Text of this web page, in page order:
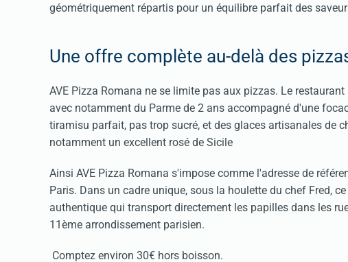
géométriquement répartis pour un équilibre parfait des
Une offre complète au-delà des
AVE Pizza Romana ne se limite pas aux pizzas. Le
avec notamment du Parme de 2 ans accompagné d'une
tiramisu parfait, pas trop sucré, et des glaces artisanales de
notamment un excellent rosé de Sicile
Ainsi AVE Pizza Romana s'impose comme l'adresse de
Paris. Dans un cadre unique, sous la houlette du chef Fred,
authentique qui transport directement les papilles dans les
11ème arrondissement parisien.
Comptez environ 30€ hors boisson.